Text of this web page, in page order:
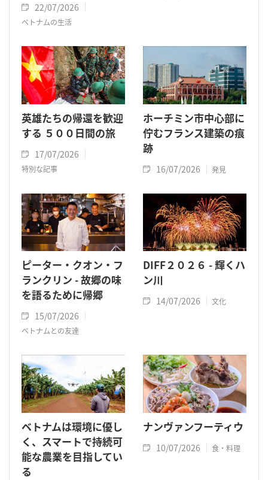
22/07/2026
ベトナムの生活
英雄たちの帰還を歓迎
する ５００日間の旅
17/07/2026
特別な記事
ホーチミン市中心部に
佇むフランス建築の痕
跡
16/07/2026 発見
ピーター・クオン・フ
ランクリン - 故郷の味
を語るために帰郷
15/07/2026
ベトナムとの友達
DIFF２０２６ - 輝くハ
ン川
14/07/2026 文化
ベトナムは環境に優し
く、スマートで持続可
能な農業を目指してい
る
ナンヴァンフーティウ
10/07/2026 食・料理